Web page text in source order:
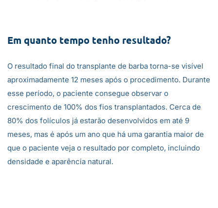
Em quanto tempo tenho resultado?
O resultado final do transplante de barba torna-se visível
aproximadamente 12 meses após o procedimento. Durante
esse período, o paciente consegue observar o
crescimento de 100% dos fios transplantados. Cerca de
80% dos folículos já estarão desenvolvidos em até 9
meses, mas é após um ano que há uma garantia maior de
que o paciente veja o resultado por completo, incluindo
densidade e aparência natural.